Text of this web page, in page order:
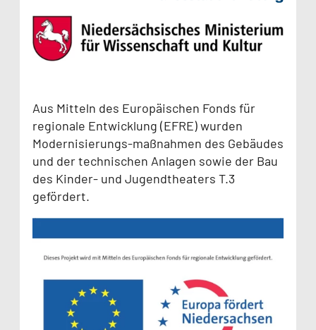
Aus Mitteln des Europäischen Fonds für
regionale Entwicklung (EFRE) wurden
Modernisierungs-maßnahmen des Gebäudes
und der technischen Anlagen sowie der Bau
des Kinder- und Jugendtheaters T.3
gefördert.